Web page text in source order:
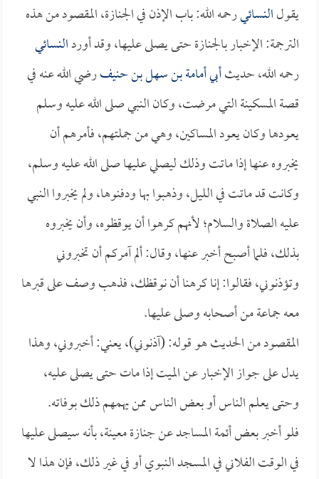
يقولالنسائيرحمه الله: باب الإذن في الجنازة، المقصود من هذه
الترجمة: الإخبار بالجنازة حتى يصلى عليها، وقد أوردالنسائي
رحمه الله، حديثأبي أمامة بن سهل بن حنيفرضي الله عنه في
قصة المسكينة التي مرضت، وكان النبي صلى الله عليه وسلم
يعودها وكان يعود المساكين، وهي من جملتهم، فأمرهم أن
يخبروه عنها إذا ماتت وذلك ليصلي عليها صلى الله عليه وسلم،
وكانت قد ماتت في الليل، وذهبوا بها ودفنوها، ولم يخبروا النبي
عليه الصلاة والسلام؛ لأنهم كرهوا أن يوقظوه، وأن يخبروه
بذلك، فلما أصبح أخبر عنها، وقال: ألم آمركم أن تخبروني
وتؤذنوني، فقالوا: إنا كرهنا أن نوقظك، فذهب وصف على قبرها
معه جماعة من أصحابه وصلى عليها.
المقصود من الحديث هو قوله: (آذنوني)، يعني: أخبروني، وهذا
يدل على جواز الإخبار عن الميت إذا مات حتى يصلى عليه،
وحتى يعلم الناس أو بعض الناس ممن يهمهم ذلك بوفاته.
فلو أخبر بعض أئمة المساجد عن جنازة معينة، بأنه سيصلى عليها
في الوقت الفلاني في المسجد النبوي أو في غير ذلك، فإن هذا لا